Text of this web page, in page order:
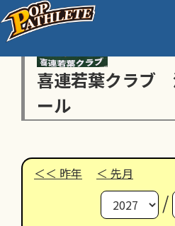
喜連若葉クラブ
ール
昨年 先月
/